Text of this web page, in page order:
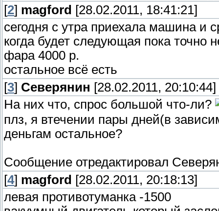
[2] magford [28.02.2011, 18:41:21]
сегодня с утра приехала машина и
когда будет следующая пока точно
фара 4000 р.
остальное всё есть
[3] Северянин [28.02.2011, 20:10:44]
На них что, спрос большой что-ли?
плз, я втечении пары дней(в
деньгам остальное?
Сообщение отредактировал
[4] magford [28.02.2011, 20:18:13]
левая противотуманка -1500